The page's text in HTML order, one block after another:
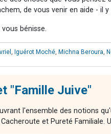
de vous venir en aide - il
bénisse.
Iguérot Moché Michna Beroura
"Famille Juive"
l'ensemble des notions
et Pureté Familiale.